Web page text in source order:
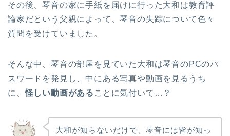
その後、琴音の家に手紙を届けに行った大和は教育評
論家だという父親によって、琴音の失踪について色々
質問を受けていました。
そんな中、琴音の部屋を見ていた大和は琴音のPCのパ
スワードを発見し、中にある写真や動画を見るうち
に、怪しい動画がある ことに気付いて…？
大和が知らないだけで、琴音には皆が知っ